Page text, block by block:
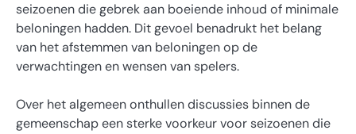
seizoenen die gebrek aan boeiende inhoud of minimale
beloningen hadden. Dit gevoel benadrukt het belang
van het afstemmen van beloningen op de
verwachtingen en wensen van spelers.
Over het algemeen onthullen discussies binnen de
gemeenschap een sterke voorkeur voor seizoenen die